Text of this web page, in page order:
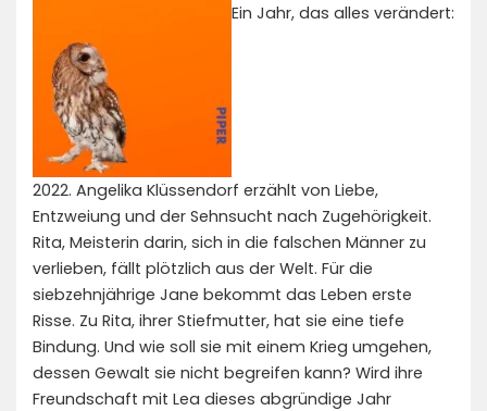
Ein Jahr, das alles verändert:
2022. Angelika Klüssendorf erzählt von Liebe,
Entzweiung und der Sehnsucht nach Zugehörigkeit.
Rita, Meisterin darin, sich in die falschen Männer zu
verlieben, fällt plötzlich aus der Welt. Für die
siebzehnjährige Jane bekommt das Leben erste
Risse. Zu Rita, ihrer Stiefmutter, hat sie eine tiefe
Bindung. Und wie soll sie mit einem Krieg umgehen,
dessen Gewalt sie nicht begreifen kann? Wird ihre
Freundschaft mit Lea dieses abgründige Jahr